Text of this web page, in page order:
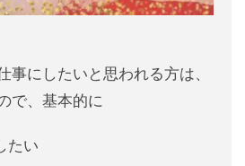
事にしたいと思われる方は、
で、基本的に
たい